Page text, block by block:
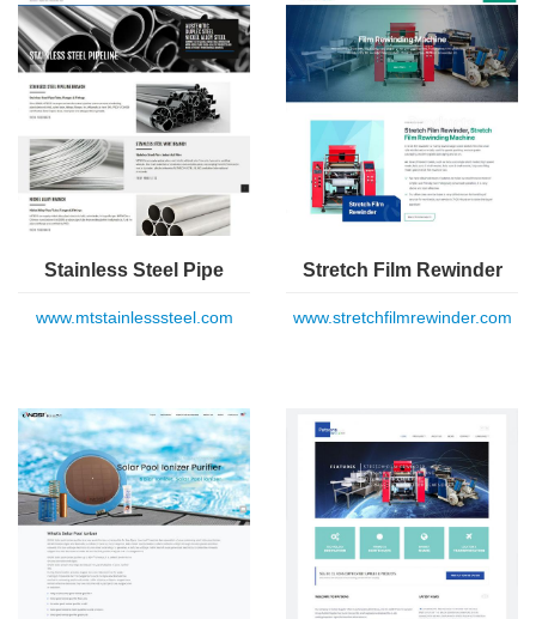
Stainless Steel Pipe
www.mtstainlesssteel.com
Stretch Film Rewinder
www.stretchfilmrewinder.com